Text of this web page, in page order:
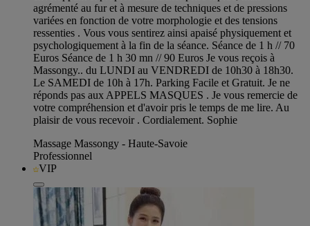
agrémenté au fur et à mesure de techniques et de pressions
variées en fonction de votre morphologie et des tensions
ressenties . Vous vous sentirez ainsi apaisé physiquement et
psychologiquement à la fin de la séance. Séance de 1 h // 70
Euros Séance de 1 h 30 mn // 90 Euros Je vous reçois à
Massongy.. du LUNDI au VENDREDI de 10h30 à 18h30.
Le SAMEDI de 10h à 17h. Parking Facile et Gratuit. Je ne
réponds pas aux APPELS MASQUES . Je vous remercie de
votre compréhension et d'avoir pris le temps de me lire. Au
plaisir de vous recevoir . Cordialement. Sophie
Massage Massongy - Haute-Savoie
Professionnel
VIP